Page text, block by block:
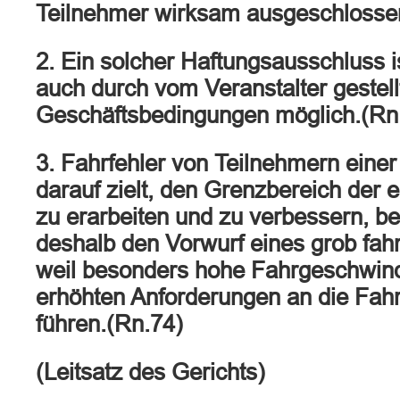
Teilnehmer wirksam
2. Ein solcher Haftungsausschluss
auch durch vom Veranstalter
Geschäftsbedingungen
3. Fahrfehler von Teilnehmern
darauf zielt, den Grenzbereich der
zu erarbeiten und zu verbessern,
deshalb den Vorwurf eines grob
weil besonders hohe
erhöhten Anforderungen an die
führen.(Rn.74)
(Leitsatz des Gerichts)